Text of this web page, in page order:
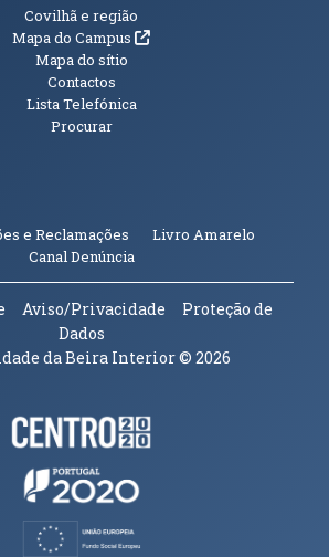
Adicionais
Covilhã e região
Mapa do Campus(abre em nova janela)
Mapa do sítio
Contactos
Lista Telefónica
Procurar
e Reclamações Livro Amarelo
Canal Denúncia(abre em nova janela)
Aviso/Privacidade
Proteção de
Dados
da Beira Interior© 2026
Financiadores